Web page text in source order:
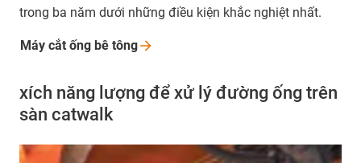
trong ba năm dưới những điều kiện khắc nghiệt nhất.
Máy cắt ống bê tông
xích năng lượng để xử lý đường ống trên
sàn catwalk